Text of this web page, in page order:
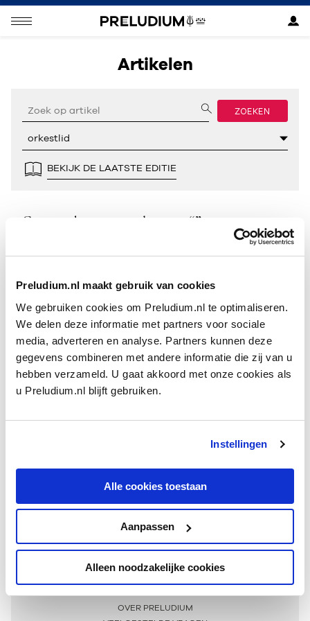
Preludium.nl maakt gebruik van cookies
We gebruiken cookies om Preludium.nl te optimaliseren.
We delen deze informatie met partners voor sociale
media, adverteren en analyse. Partners kunnen deze
gegevens combineren met andere informatie die zij van u
hebben verzameld. U gaat akkoord met onze cookies als
u Preludium.nl blijft gebruiken.
Instellingen
Alle cookies toestaan
Aanpassen
Alleen noodzakelijke cookies
Artikelen
ZOEKEN
BEKIJK DE LAATSTE EDITIE
Geen resultaten gevonden voor “”.
Meer informatie
OVER PRELUDIUM